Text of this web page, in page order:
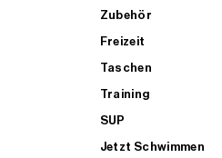
Zubehör
Freizeit
Taschen
Training
SUP
Jetzt Schwimmen